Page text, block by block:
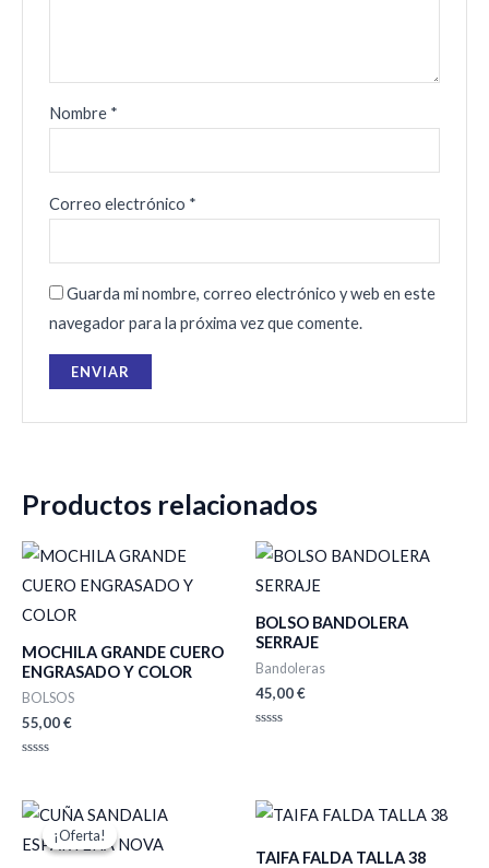
Nombre *
Correo electrónico *
Guarda mi nombre, correo electrónico y web en este
navegador para la próxima vez que comente.
Productos relacionados
MOCHILA GRANDE CUERO
ENGRASADO Y COLOR
BOLSOS
55,00€
de
5
BOLSO BANDOLERA
SERRAJE
Bandoleras
45,00€
¡Oferta!
¡Oferta!
El
precio
original
El
precio
actual
TAIFA FALDA TALLA 38